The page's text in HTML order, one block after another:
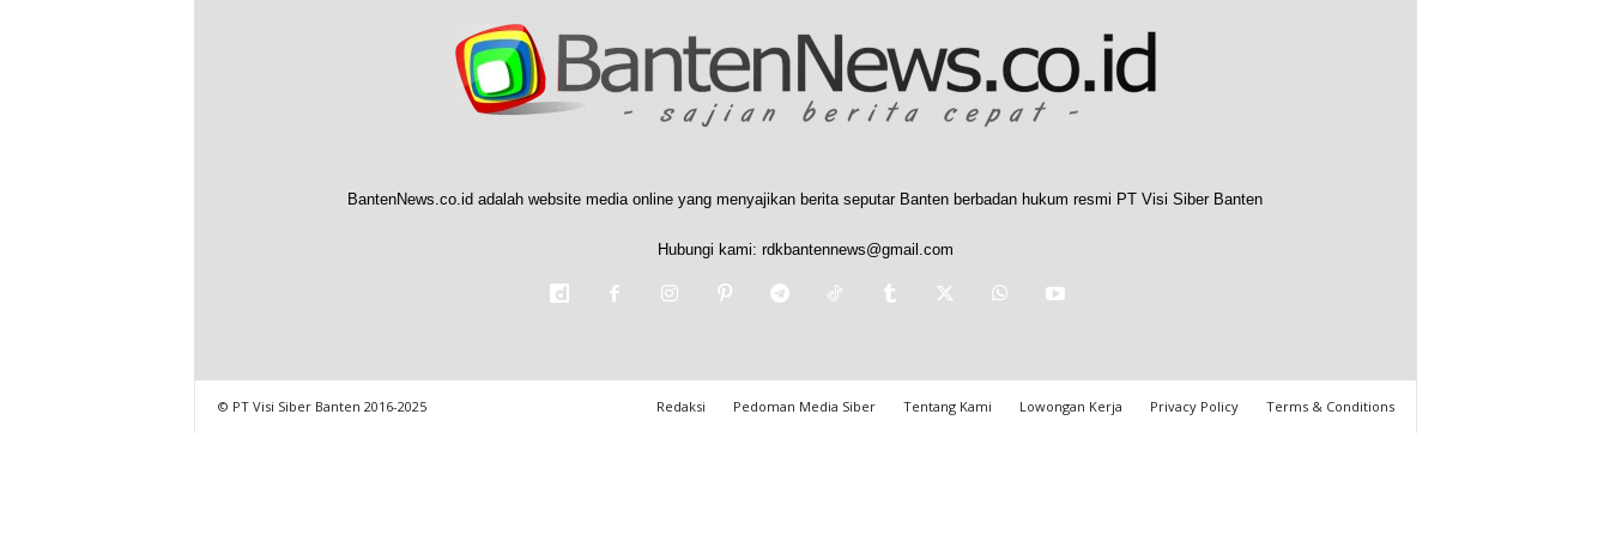
BantenNews.co.id adalah website media online yang menyajikan berita seputar Banten berbadan hukum resmi PT Visi Siber Banten
Hubungi kami: rdkbantennews@gmail.com
Redaksi Pedoman Media Siber Tentang Kami Lowongan Kerja Privacy Policy Terms & Conditions
© PT Visi Siber Banten 2016-2025